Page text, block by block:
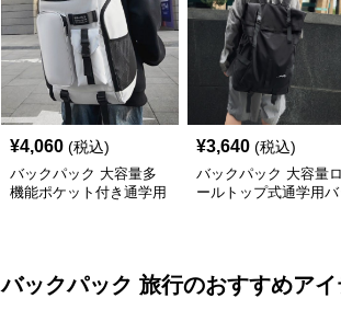
¥4,060 (税込)
バックパック 大容量多
機能ポケット付き通学用
¥3,640 (税込)
バックパック 大容量ロ
ールトップ式通学用バ
バックパック 旅行のおすすめアイ